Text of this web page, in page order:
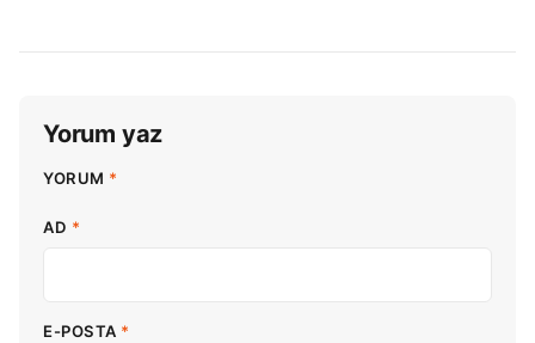
Yorum yaz
YORUM *
AD *
E-POSTA *